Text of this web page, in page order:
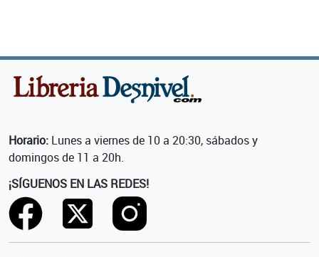
Horario: Lunes a viernes de 10 a 20:30, sábados y
domingos de 11 a 20h.
¡SÍGUENOS EN LAS REDES!